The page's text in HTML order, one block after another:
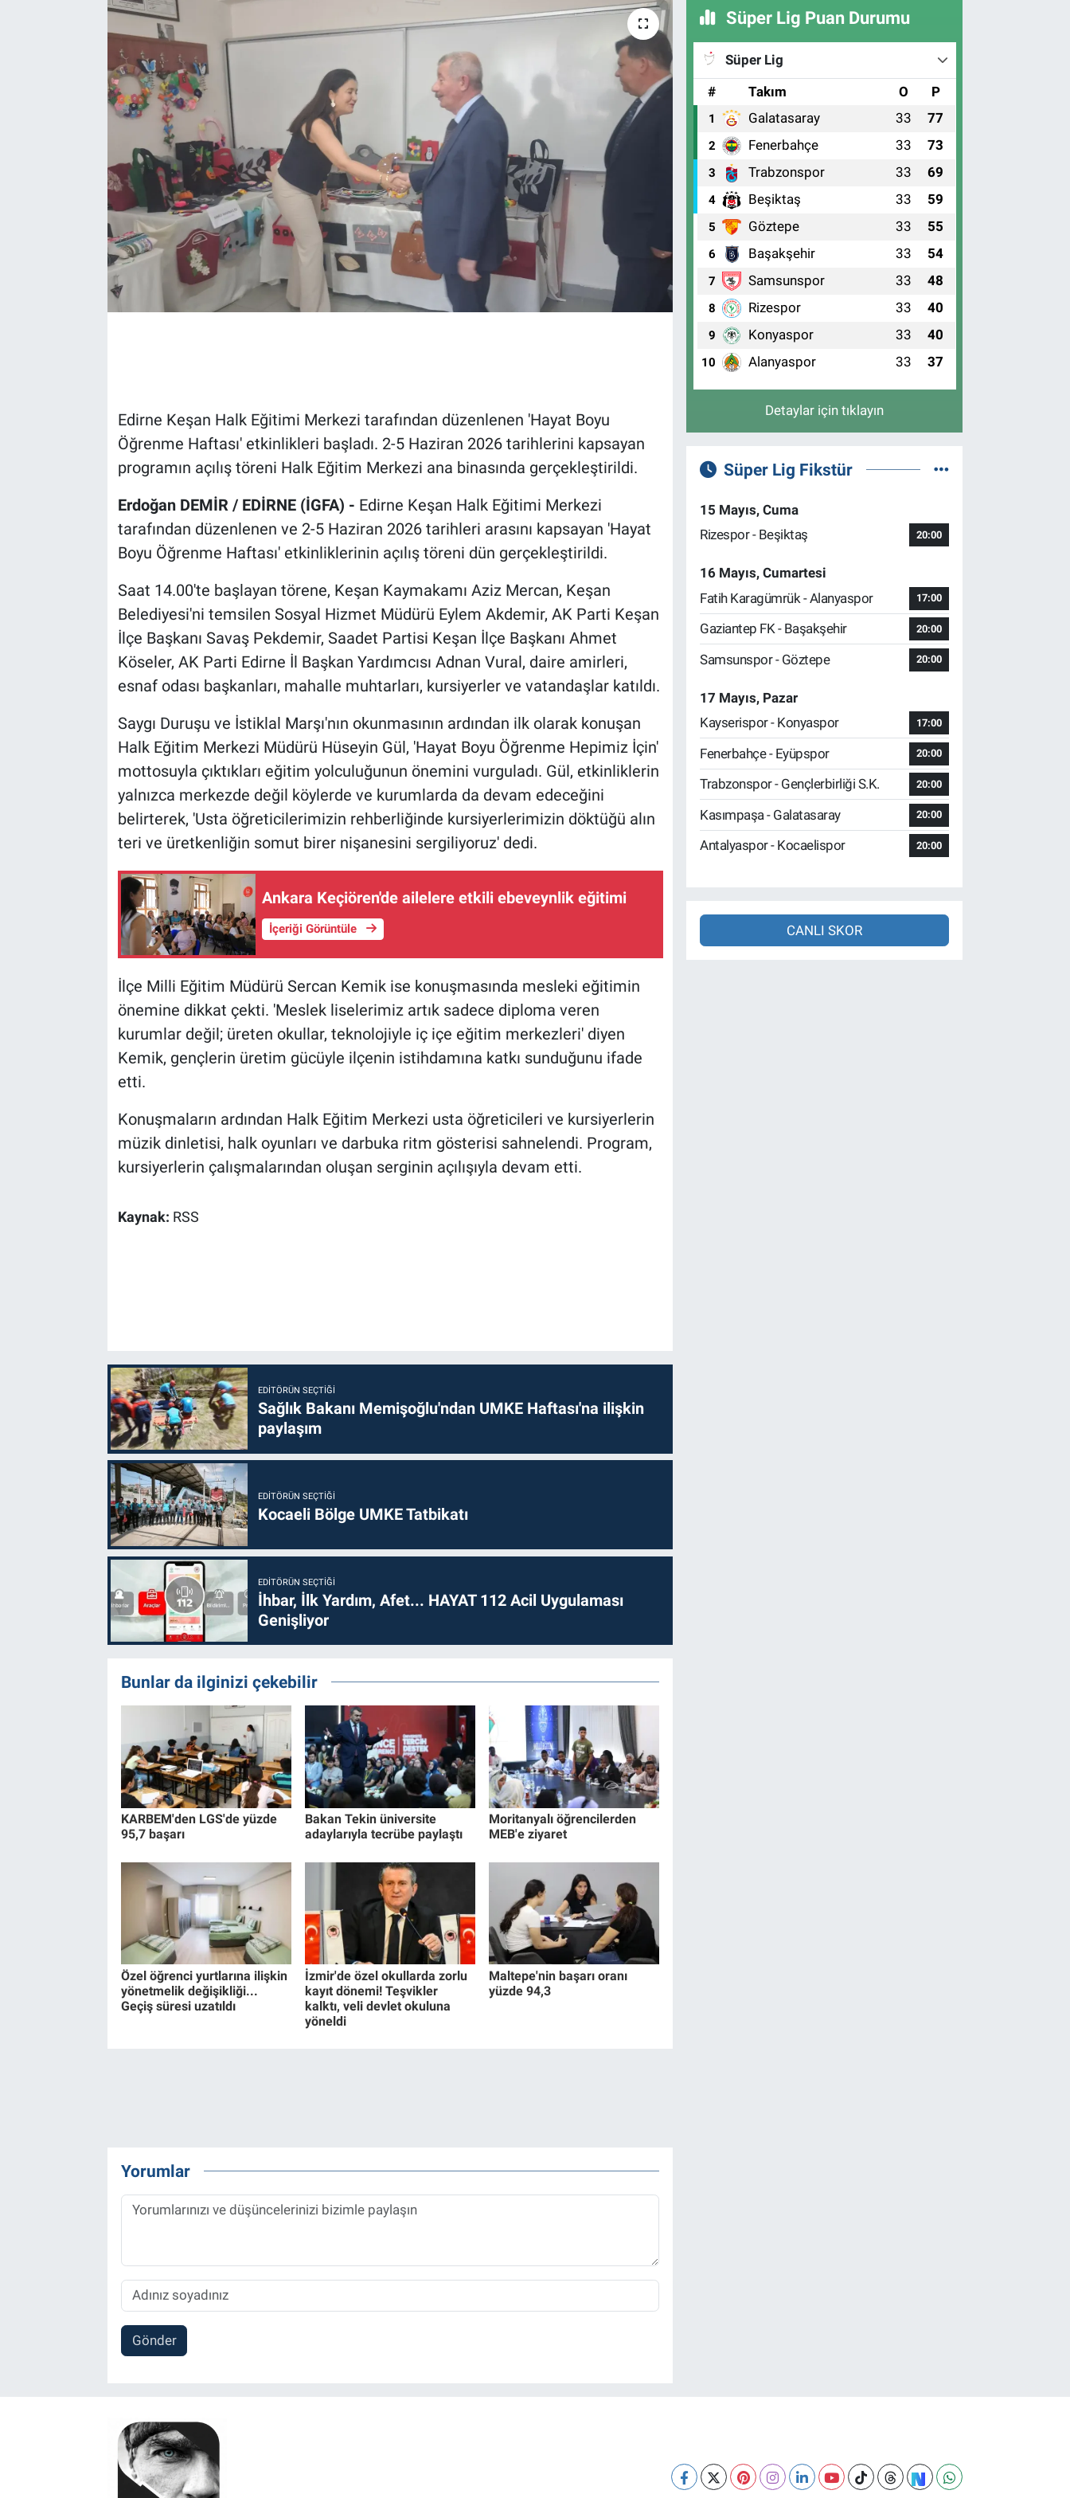
Edirne Keşan Halk Eğitimi Merkezi tarafından düzenlenen 'Hayat Boyu
Öğrenme Haftası' etkinlikleri başladı. 2-5 Haziran 2026 tarihlerini kapsayan
programın açılış töreni Halk Eğitim Merkezi ana binasında gerçekleştirildi.
Erdoğan DEMİR / EDİRNE (İGFA) - Edirne Keşan Halk Eğitimi Merkezi
tarafından düzenlenen ve 2-5 Haziran 2026 tarihleri arasını kapsayan 'Hayat
Boyu Öğrenme Haftası' etkinliklerinin açılış töreni dün gerçekleştirildi.
Saat 14.00'te başlayan törene, Keşan Kaymakamı Aziz Mercan, Keşan
Belediyesi'ni temsilen Sosyal Hizmet Müdürü Eylem Akdemir, AK Parti Keşan
İlçe Başkanı Savaş Pekdemir, Saadet Partisi Keşan İlçe Başkanı Ahmet
Köseler, AK Parti Edirne İl Başkan Yardımcısı Adnan Vural, daire amirleri,
esnaf odası başkanları, mahalle muhtarları, kursiyerler ve vatandaşlar katıldı.
Saygı Duruşu ve İstiklal Marşı'nın okunmasının ardından ilk olarak konuşan
Halk Eğitim Merkezi Müdürü Hüseyin Gül, 'Hayat Boyu Öğrenme Hepimiz İçin'
mottosuyla çıktıkları eğitim yolculuğunun önemini vurguladı. Gül, etkinliklerin
yalnızca merkezde değil köylerde ve kurumlarda da devam edeceğini
belirterek, 'Usta öğreticilerimizin rehberliğinde kursiyerlerimizin döktüğü alın
teri ve üretkenliğin somut birer nişanesini sergiliyoruz' dedi.
Ankara Keçiören'de ailelere etkili ebeveynlik eğitimi
İçeriği Görüntüle
İlçe Milli Eğitim Müdürü Sercan Kemik ise konuşmasında mesleki eğitimin
önemine dikkat çekti. 'Meslek liselerimiz artık sadece diploma veren
kurumlar değil; üreten okullar, teknolojiyle iç içe eğitim merkezleri' diyen
Kemik, gençlerin üretim gücüyle ilçenin istihdamına katkı sunduğunu ifade
etti.
Konuşmaların ardından Halk Eğitim Merkezi usta öğreticileri ve kursiyerlerin
müzik dinletisi, halk oyunları ve darbuka ritm gösterisi sahnelendi. Program,
kursiyerlerin çalışmalarından oluşan serginin açılışıyla devam etti.
Kaynak: RSS
EDITÖRÜN SEÇTIĞI
Sağlık Bakanı Memişoğlu'ndan UMKE Haftası'na ilişkin
paylaşım
EDITÖRÜN SEÇTIĞI
Kocaeli Bölge UMKE Tatbikatı
EDITÖRÜN SEÇTIĞI
İhbar, İlk Yardım, Afet... HAYAT 112 Acil Uygulaması
Genişliyor
Bunlar da ilginizi çekebilir
KARBEM'den LGS'de yüzde
95,7 başarı
Bakan Tekin üniversite
adaylarıyla tecrübe paylaştı
Moritanyalı öğrencilerden
MEB'e ziyaret
Özel öğrenci yurtlarına ilişkin
yönetmelik değişikliği...
Geçiş süresi uzatıldı
İzmir'de özel okullarda zorlu
kayıt dönemi! Teşvikler
kalktı, veli devlet okuluna
yöneldi
Maltepe'nin başarı oranı
yüzde 94,3
Yorumlar
Gönder
Süper Lig Puan Durumu
Süper Lig
#
Takım O P
1 Galatasaray 33 77
2 Fenerbahçe 33 73
3 Trabzonspor 33 69
4 Beşiktaş 33 59
5 Göztepe 33 55
6 Başakşehir 33 54
7 Samsunspor 33 48
8 Rizespor 33 40
9 Konyaspor 33 40
10 Alanyaspor 33 37
Detaylar için tıklayın
Süper Lig Fikstür
15 Mayıs, Cuma
Rizespor - Beşiktaş
20:00
16 Mayıs, Cumartesi
Fatih Karagümrük - Alanyaspor
17:00
Gaziantep FK - Başakşehir 20:00
Samsunspor - Göztepe 20:00
17 Mayıs, Pazar
Kayserispor - Konyaspor
17:00
Fenerbahçe - Eyüpspor 20:00
Trabzonspor - Gençlerbirliği S.K. 20:00
Kasımpaşa - Galatasaray 20:00
Antalyaspor - Kocaelispor 20:00
CANLI SKOR